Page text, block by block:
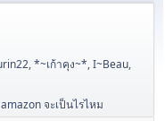
,*~เก้าคุง~*,I~Beau,
จะเป็นไรไหม